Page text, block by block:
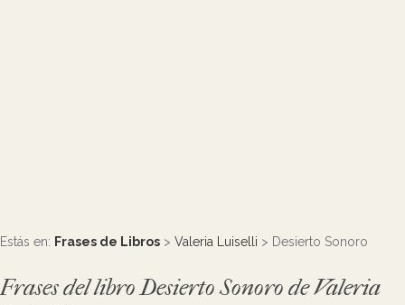
Estás en: Frases de Libros > Valeria Luiselli > Desierto Sonoro
Frases del libro Desierto Sonoro de Valeria